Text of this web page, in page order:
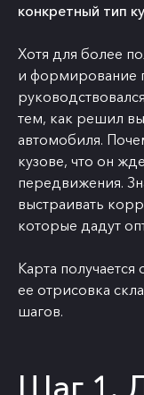
конкретный тип
Хотя для более
и формирование
тем, как решил
автомобиля.
кузове, что он
передвижения.
выстраивать
которые дадут
Карта
ее отрисовка
шагов.
Шаг 1.